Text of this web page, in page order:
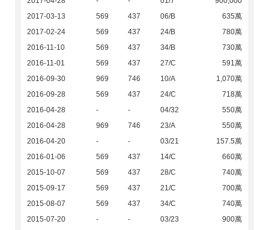
2017-03-13
569 437 06/B
635萬
2017-02-24
569 437 24/B
780萬
2016-11-10
569 437 34/B
730萬
2016-11-01
569 437 27/C
591萬
2016-09-30
969 746 10/A
1,070萬
2016-09-28
569 437 24/C
718萬
2016-04-28
- - 04/32
550萬
2016-04-28
969 746 23/A
550萬
2016-04-20
- - 03/21
157.5萬
2016-01-06
569 437 14/C
660萬
2015-10-07
569 437 28/C
740萬
2015-09-17
569 437 21/C
700萬
2015-08-07
569 437 34/C
740萬
2015-07-20
- - 03/23
900萬